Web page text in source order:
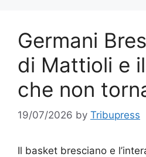
Germani
di Mattioli e
che non
19/07/2026 by Tribupress
Il basket bresciano e